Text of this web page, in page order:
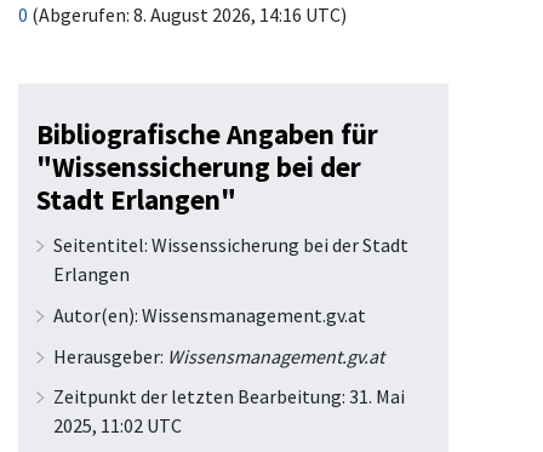
0 (Abgerufen: 8. August 2026, 14:16 UTC)
Bibliografische Angaben für
"Wissenssicherung bei der
Stadt Erlangen"
Seitentitel: Wissenssicherung bei der Stadt
Erlangen
Autor(en): Wissensmanagement.gv.at
Herausgeber: Wissensmanagement.gv.at
Zeitpunkt der letzten Bearbeitung: 31. Mai
2025, 11:02 UTC